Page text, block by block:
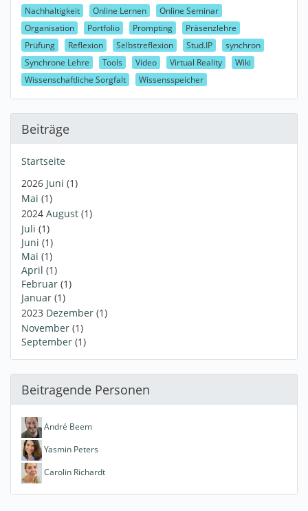
Nachhaltigkeit
Online Lernen
Online Seminar
Organisation
Portfolio Prompting
Präsenzlehre
Prüfung
Reflexion Selbstreflexion Stud.IP
synchron
Synchrone Lehre
Tools Video Virtual Reality
Wiki
Wissenschaftliche Sorgfalt
Wissensspeicher
Beiträge
Startseite
2026 Juni (1)
Mai (1)
2024 August (1)
Juli (1)
Juni (1)
Mai (1)
April (1)
Februar (1)
Januar (1)
2023 Dezember (1)
November (1)
September (1)
Beitragende Personen
André Beem
Yasmin Peters
Carolin Richardt